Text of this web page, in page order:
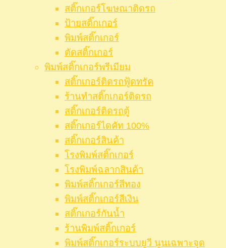
สติ๊กเกอร์โฆษณาติดรถ
ป้ายสติ๊กเกอร์
พิมพ์สติ๊กเกอร์
ตัดสติ๊กเกอร์
พิมพ์สติ๊กเกอร์พรีเมียม
สติ๊กเกอร์ติดรถฟู้ดทรัค
ร้านทำสติ๊กเกอร์ติดรถ
สติ๊กเกอร์ติดรถตู้
สติ๊กเกอร์ไดคัท 100%
สติ๊กเกอร์สินค้า
โรงพิมพ์สติ๊กเกอร์
โรงพิมพ์ฉลากสินค้า
พิมพ์สติ๊กเกอร์สีทอง
พิมพ์สติ๊กเกอร์สีเงิน
สติ๊กเกอร์กันน้ำ
ร้านพิมพ์สติ๊กเกอร์
พิมพ์สติ๊กเกอร์ระบบยูวี นูนเฉพาะจุด